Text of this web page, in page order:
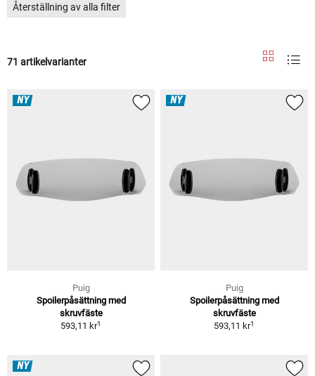
Återställning av alla filter
71 artikelvarianter
NY
Puig
Spoilerpåsättning med
skruvfäste
593,11 kr1
NY
Puig
Spoilerpåsättning med
skruvfäste
593,11 kr1
NY